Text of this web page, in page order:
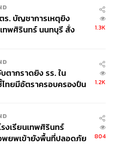
รประชุมในระดับสูงร่วมกับ
เตรียมรับและป้องกันการ
Meeting on Pandemic
Response) ที่จะเกิดขึ้นใน
ที่เป็นประเทศกำลังพัฒนา
ระชุมดังกล่าวจะนำไปสู่
งในเรื่องนี้ เพื่อเตรียมรับมือ
ะชุมในระดับรัฐมนตรี เพื่อ
ญ่ในเดือนกันยายน 2024
for the Summit of the
ร. บัญชาการเหตุยิง
ทพศิรินทร์ นนทบุรี สั่ง
1.3K
ตากราดยิง รร. ใน
ทยมีอัตราครอบครองปืน
1.2K
งเรียนเทพศิรินทร์
พยพเข้ายังพื้นที่ปลอดภัย
804